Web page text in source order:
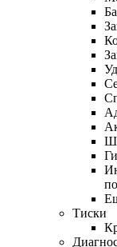
Тиски